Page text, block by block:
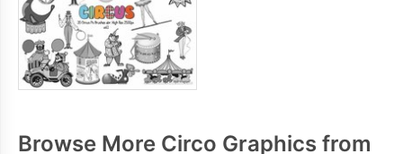
Browse More Circo Graphics from